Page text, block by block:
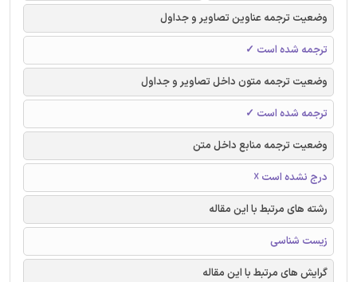
وضعیت ترجمه عناوین تصاویر و جداول
ترجمه شده است ✓
وضعیت ترجمه متون داخل تصاویر و جداول
ترجمه شده است ✓
وضعیت ترجمه منابع داخل متن
درج نشده است ☓
رشته های مرتبط با این مقاله
زیست شناسی
گرایش های مرتبط با این مقاله